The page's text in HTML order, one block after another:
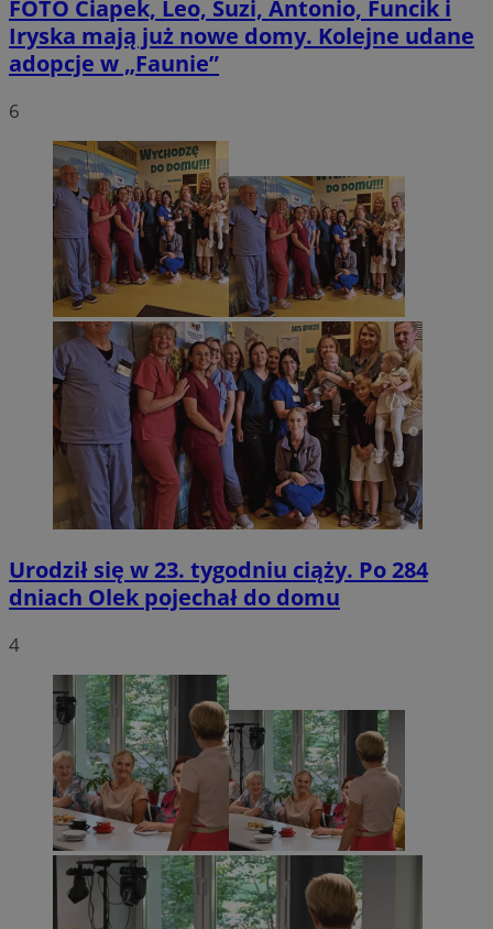
FOTO Ciapek, Leo, Suzi, Antonio, Funcik i
Iryska mają już nowe domy. Kolejne udane
adopcje w „Faunie”
6
Urodził się w 23. tygodniu ciąży. Po 284
dniach Olek pojechał do domu
4